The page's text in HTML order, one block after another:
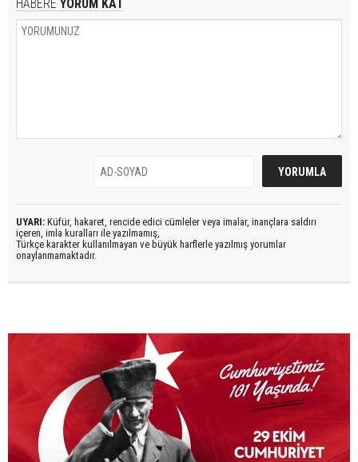
HABERE YORUM KAT
UYARI: Küfür, hakaret, rencide edici cümleler veya imalar, inançlara saldırı
içeren, imla kuralları ile yazılmamış,
Türkçe karakter kullanılmayan ve büyük harflerle yazılmış yorumlar
onaylanmamaktadır.